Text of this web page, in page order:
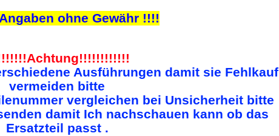
ohne Gewähr !!!!
Ausführungen damit sie Fehlkauf
vermeiden bitte
vergleichen bei Unsicherheit bitte
damit Ich nachschauen kann ob das
Ersatzteil passt .